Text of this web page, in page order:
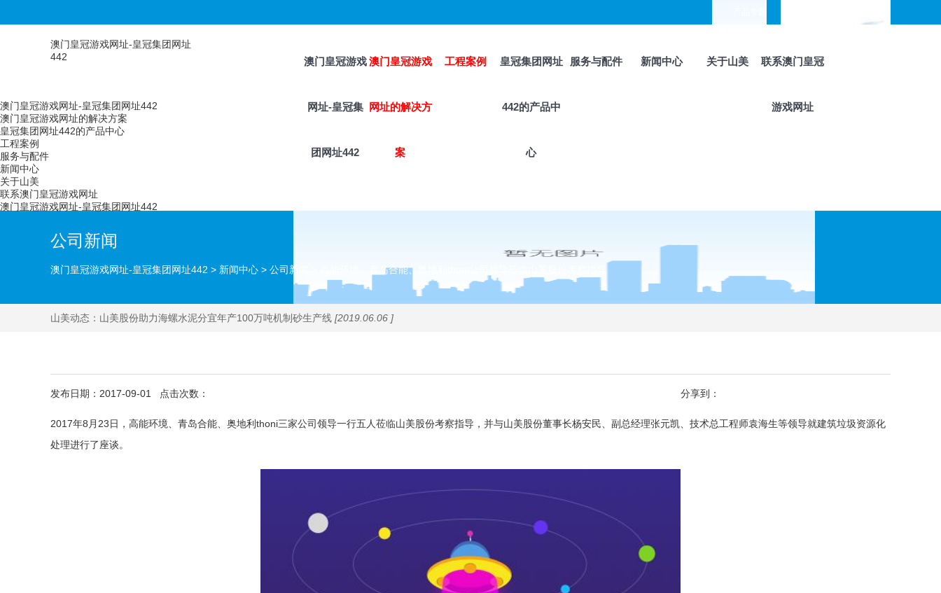
澳门皇冠游戏网址-皇冠集团网址
442
澳门皇冠游戏
网址-皇冠集
团网址442
澳门皇冠游戏
网址的解决方
案
工程案例 皇冠集团网址
442的产品中
心
服务与配件 新闻中心 关于山美 联系澳门皇冠
游戏网址
澳门皇冠游戏网址-皇冠集团网址442
澳门皇冠游戏网址的解决方案
皇冠集团网址442的产品中心
工程案例
服务与配件
新闻中心
关于山美
联系澳门皇冠游戏网址
澳门皇冠游戏网址-皇冠集团网址442
公司新闻
澳门皇冠游戏网址-皇冠集团网址442 > 新闻中心 > 公司新闻 高能环境、青岛合能、奥地利thoni公司领导莅临山美股份考察指导
山美动态： 山美股份助力海螺水泥分宜年产100万吨机制砂生产线 [2019.06.06 ]
分享到：
发布日期：2017-09-01 点击次数：
2017年8月23日，高能环境、青岛合能、奥地利thoni三家公司领导一行五人莅临山美股份考察指导，并与山美股份董事长杨安民、副总经理张元凯、技术总工程师袁海生等领导就建筑垃圾资源化
处理进行了座谈。